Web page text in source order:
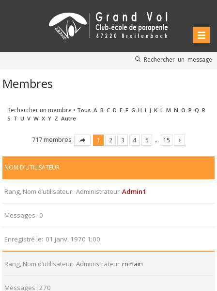
Rechercher un message
Membres
Rechercher un membre • Tous A B C D E F G H I J K L M N O P Q R
S T U V W X Y Z Autre
717 membres 1 2 3 4 5 … 15
NOM D’UTILISATEUR
Rang, Nom d’utilisateur Administrateur Admin1
Messages 0
Enregistré le 01 janv. 1970 1:00
Rang, Nom d’utilisateur Administrateur romain
Messages 270